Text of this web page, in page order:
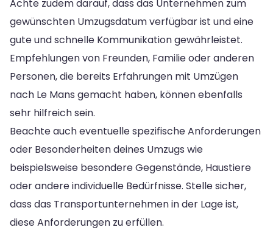
Achte zudem darauf, dass das Unternehmen zum
gewünschten Umzugsdatum verfügbar ist und eine
gute und schnelle Kommunikation gewährleistet.
Empfehlungen von Freunden, Familie oder anderen
Personen, die bereits Erfahrungen mit Umzügen
nach Le Mans gemacht haben, können ebenfalls
sehr hilfreich sein.
Beachte auch eventuelle spezifische Anforderungen
oder Besonderheiten deines Umzugs wie
beispielsweise besondere Gegenstände, Haustiere
oder andere individuelle Bedürfnisse. Stelle sicher,
dass das Transportunternehmen in der Lage ist,
diese Anforderungen zu erfüllen.